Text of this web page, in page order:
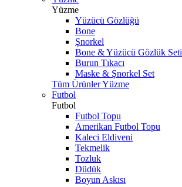
Yüzme
Yüzücü Gözlüğü
Bone
Şnorkel
Bone & Yüzücü Gözlük Seti
Burun Tıkacı
Maske & Şnorkel Set
Tüm Ürünler Yüzme
Futbol
Futbol
Futbol Topu
Amerikan Futbol Topu
Kaleci Eldiveni
Tekmelik
Tozluk
Düdük
Boyun Askısı